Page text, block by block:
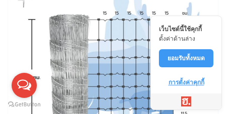
เว็บไซต์นี้ใช้คุกกี้
ตั้งค่าด้านล่าง
ยอมรับทั้งหมด
การตั้งค่าคุกกี้